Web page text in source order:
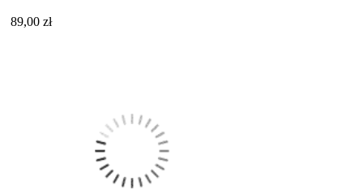
89,00 zł